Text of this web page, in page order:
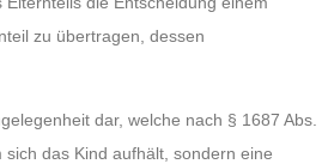
zu übertragen, dessen
dar, welche nach § 1687 Abs.
das Kind aufhält, sondern eine